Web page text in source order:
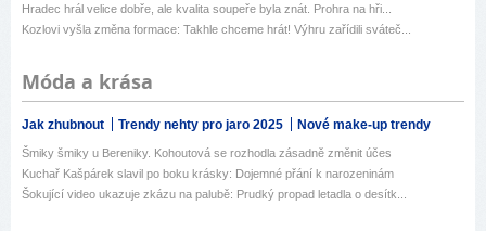
Hradec hrál velice dobře, ale kvalita soupeře byla znát. Prohra na hři...
Kozlovi vyšla změna formace: Takhle chceme hrát! Výhru zařídili sváteč...
Móda a krása
Jak zhubnout Trendy nehty pro jaro 2025 Nové make-up trendy
Šmiky šmiky u Bereniky. Kohoutová se rozhodla zásadně změnit účes
Kuchař Kašpárek slavil po boku krásky: Dojemné přání k narozeninám
Šokující video ukazuje zkázu na palubě: Prudký propad letadla o desítk...